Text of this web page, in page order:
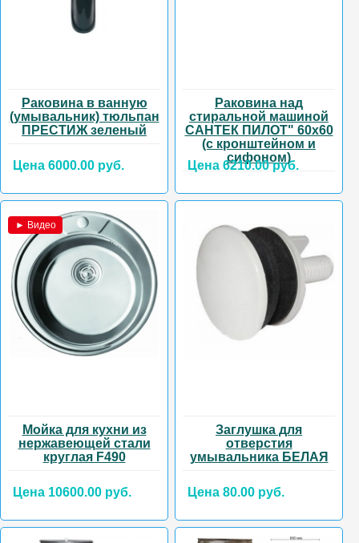
Раковина в ванную
(умывальник) тюльпан
ПРЕСТИЖ зеленый
Цена 6000.00 руб.
Раковина над
стиральной машиной
САНТЕК ПИЛОТ" 60х60
(с кронштейном и
сифоном)
Цена 6210.00 руб.
► Видео
Мойка для кухни из
нержавеющей стали
круглая F490
Цена 10600.00 руб.
Заглушка для
отверстия
умывальника БЕЛАЯ
Цена 80.00 руб.